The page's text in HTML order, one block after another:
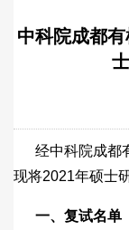
中科院成都
经中科院成都
现将2021年硕士
一、复试名单